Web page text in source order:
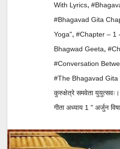
With Lyrics,
#Bhagavad Gita
Yoga", #Chapter – 1
Bhagwad Geeta,
#Conversation
#The Bhagavad Gita
कुरुक्षेत्रे समवेता युयुत्सवः।
गीता अध्याय 1 " अर्जुन